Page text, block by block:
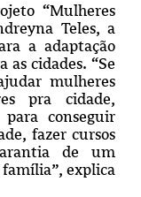
“Mulheres
Teles, a
a adaptação
as cidades. “Se
mulheres
pra cidade,
conseguir
fazer cursos
de um
explica